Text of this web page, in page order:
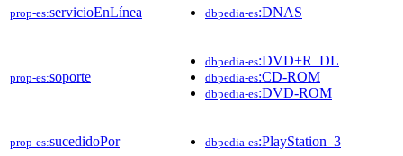
prop-es:servicioEnLínea dbpedia-es:DNAS
prop-es:soporte
dbpedia-es:DVD+R_DL
dbpedia-es:CD-ROM
dbpedia-es:DVD-ROM
prop-es:sucedidoPor dbpedia-es:PlayStation_3